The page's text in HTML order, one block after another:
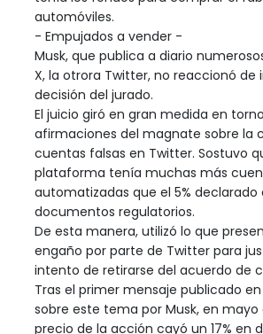
automóviles.
- Empujados a vender -
Musk, que publica a diario
X, la otrora Twitter, no reaccionó de
decisión del jurado.
El juicio giró en gran medida en
afirmaciones del magnate sobre la
cuentas falsas en Twitter. Sostuvo
plataforma tenía muchas más
automatizadas que el 5% declarado
documentos regulatorios.
De esta manera, utilizó lo que
engaño por parte de Twitter para
intento de retirarse del acuerdo de
Tras el primer mensaje publicado
sobre este tema por Musk, en mayo
precio de la acción cayó un 17% en